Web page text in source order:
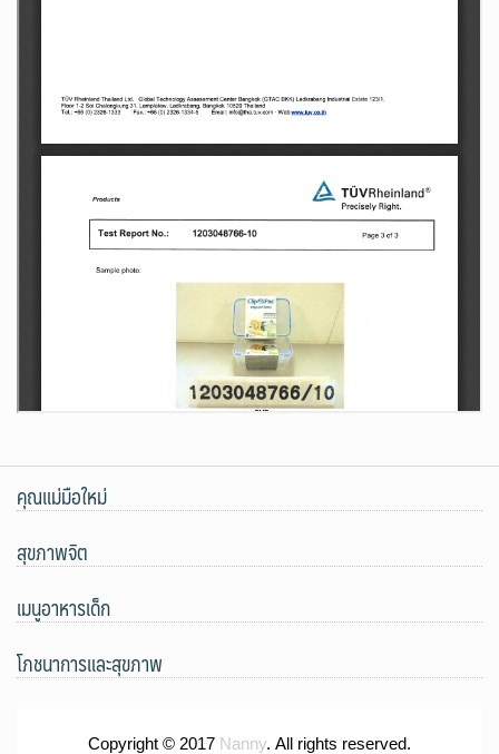
คุณแม่มือใหม่
สุขภาพจิต
เมนูอาหารเด็ก
โภชนาการและสุขภาพ
Copyright © 2017 Nanny. All rights reserved.